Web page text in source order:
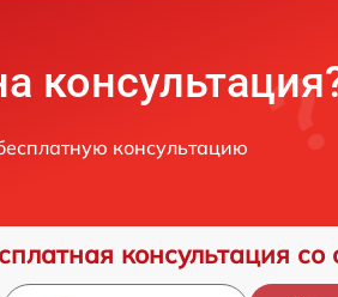
консультацию
консультация со